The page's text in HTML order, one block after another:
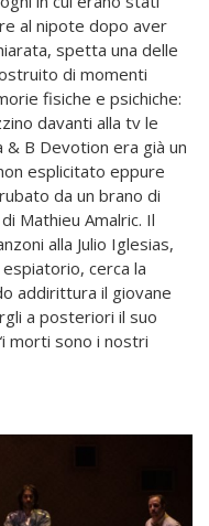
al nipote dopo aver
spetta una delle
di momenti
fisiche e psichiche:
davanti alla tv le
& B Devotion era già un
esplicitato eppure
da un brano di
Mathieu Amalric. Il
alla Julio Iglesias,
cerca la
addirittura il giovane
a posteriori il suo
morti sono i nostri